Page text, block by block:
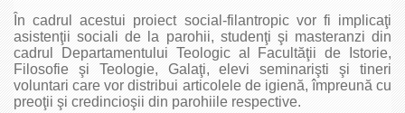
În cadrul acestui proiect social‑filantropic vor fi implicaţi
asistenţii sociali de la parohii, studenţi şi masteranzi din
cadrul Departamentului Teologic al Fa­cultăţii de Istorie,
Filosofie şi Teologie, Galaţi, elevi seminarişti şi tineri
voluntari care vor distribui articolele de igienă, împreună cu
preoţii şi credincioşii din parohiile respective.